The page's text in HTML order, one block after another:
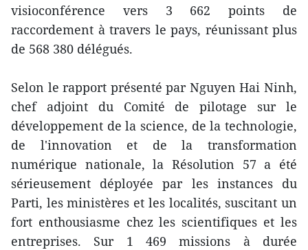
visioconférence vers 3 662 points de
raccordement à travers le pays, réunissant plus
de 568 380 délégués.
Selon le rapport présenté par Nguyen Hai Ninh,
chef adjoint du Comité de pilotage sur le
développement de la science, de la technologie,
de l'innovation et de la transformation
numérique nationale, la Résolution 57 a été
sérieusement déployée par les instances du
Parti, les ministères et les localités, suscitant un
fort enthousiasme chez les scientifiques et les
entreprises. Sur 1 469 missions à durée